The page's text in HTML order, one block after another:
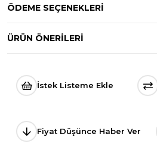
ÖDEME SEÇENEKLERI
ÜRÜN ÖNERILERI
İstek Listeme Ekle
Fiyat Düşünce Haber Ver